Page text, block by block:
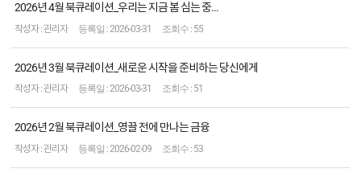
서
가
전
하
는
이
달
의
책
2026년 4월 북큐레이션_우리는 지금 봄 심는 중...
관리자 2026-03-31 55
2026년 3월 북큐레이션_새로운 시작을 준비하는 당신에게
관리자 2026-03-31 51
2026년 2월 북큐레이션_영끌 전에 만나는 금융
관리자 2026-02-09 53